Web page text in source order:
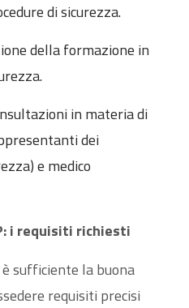
di sicurezza.
della formazione in
in materia di
dei
e medico
i requisiti richiesti
sufficiente la buona
requisiti precisi